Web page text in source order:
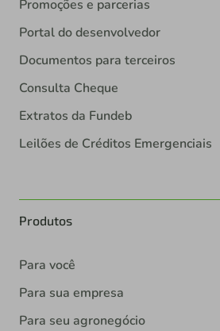
Promoções e parcerias
Portal do desenvolvedor
Documentos para terceiros
Consulta Cheque
Extratos da Fundeb
Leilões de Créditos Emergenciais
Produtos
Para você
Para sua empresa
Para seu agronegócio